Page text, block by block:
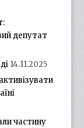
депутат
14.11.2025
частину